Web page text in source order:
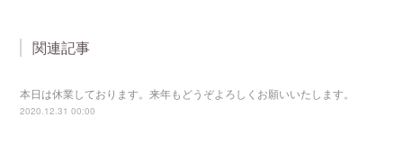
関連記事
本日は休業しております。来年もどうぞよろしくお願いいたします。
2020.12.31 00:00